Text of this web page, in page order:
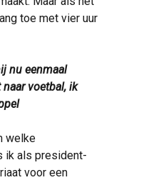
toe met vier uur
nu eenmaal
voetbal, ik
welke
ik als president-
voor een